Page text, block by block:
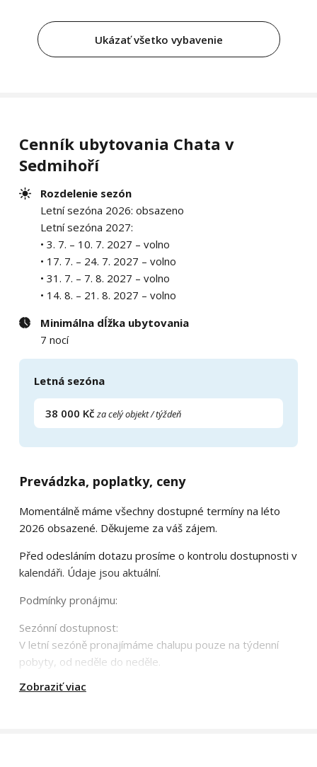
Ukázať všetko vybavenie
Cenník ubytovania Chata v
Sedmihoří
Rozdelenie sezón
Letní sezóna 2026: obsazeno
Letní sezóna 2027:
• 3. 7. – 10. 7. 2027 – volno
• 17. 7. – 24. 7. 2027 – volno
• 31. 7. – 7. 8. 2027 – volno
• 14. 8. – 21. 8. 2027 – volno
Minimálna dĺžka ubytovania
7 nocí
Letná sezóna
38 000 Kč za celý objekt / týždeň
Prevádzka, poplatky, ceny
Momentálně máme všechny dostupné termíny na léto
2026 obsazené. Děkujeme za váš zájem.
Před odesláním dotazu prosíme o kontrolu dostupnosti v
kalendáři. Údaje jsou aktuální.
Podmínky pronájmu:
Sezónní dostupnost:
V letní sezóně pronajímáme chalupu pouze na týdenní
pobyty, od neděle do neděle.
Platby a příspěvky:
Zobraziť viac